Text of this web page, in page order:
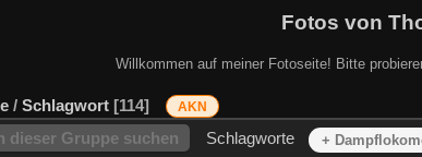
Fotos von
Willkommen auf meiner Fotoseite! Bitte
/ Schlagwort 114 AKN
dieser Gruppe suchen Schlagworte +